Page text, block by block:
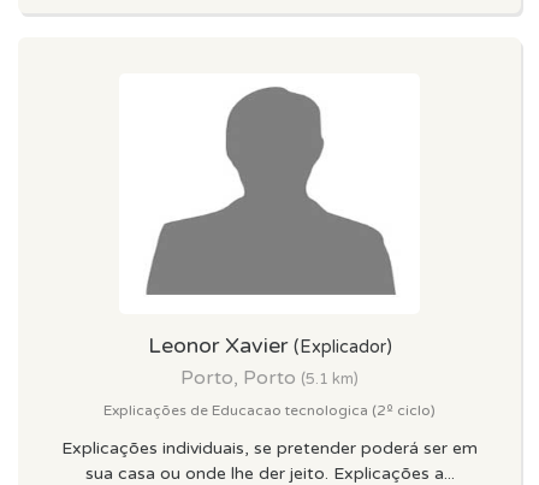
Leonor Xavier (Explicador)
Porto, Porto (5.1 km)
Explicações de Educacao tecnologica (2º ciclo)
Explicações individuais, se pretender poderá ser em
sua casa ou onde lhe der jeito. Explicações a...